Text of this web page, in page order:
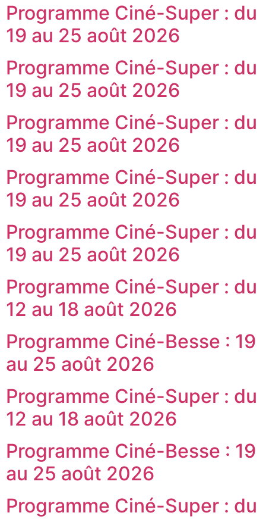
Programme Ciné-Super : du
19 au 25 août 2026
Programme Ciné-Super : du
19 au 25 août 2026
Programme Ciné-Super : du
19 au 25 août 2026
Programme Ciné-Super : du
19 au 25 août 2026
Programme Ciné-Super : du
19 au 25 août 2026
Programme Ciné-Super : du
12 au 18 août 2026
Programme Ciné-Besse : 19
au 25 août 2026
Programme Ciné-Super : du
12 au 18 août 2026
Programme Ciné-Besse : 19
au 25 août 2026
Programme Ciné-Super : du